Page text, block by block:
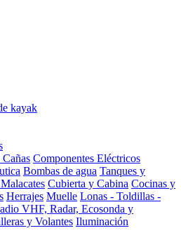
kayak
Cañas Componentes Eléctricos
Bombas de agua Tanques y
Cubierta y Cabina Cocinas y
Herrajes Muelle Lonas - Toldillas -
VHF, Radar, Ecosonda y
y Volantes Iluminación